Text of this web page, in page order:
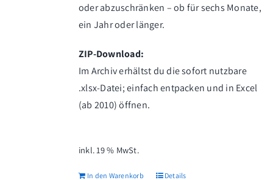
oder abzuschränken – ob für sechs Monate,
ein Jahr oder länger.
ZIP-Download:
Im Archiv erhältst du die sofort nutzbare
.xlsx-Datei; einfach entpacken und in Excel
(ab 2010) öffnen.
inkl. 19 % MwSt.
In den Warenkorb Details